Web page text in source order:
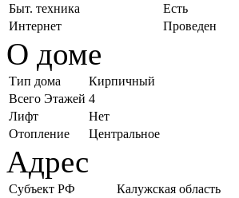
Быт. техника
Есть
Интернет
Проведен
О доме
Тип дома
Кирпичный
Всего Этажей 4
Лифт
Нет
Отопление
Центральное
Адрес
Субъект РФ
Калужская область